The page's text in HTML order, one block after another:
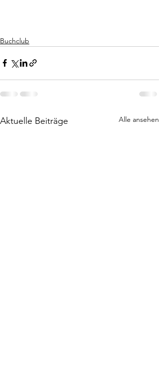
Buchclub
Aktuelle Beiträge Alle ansehen